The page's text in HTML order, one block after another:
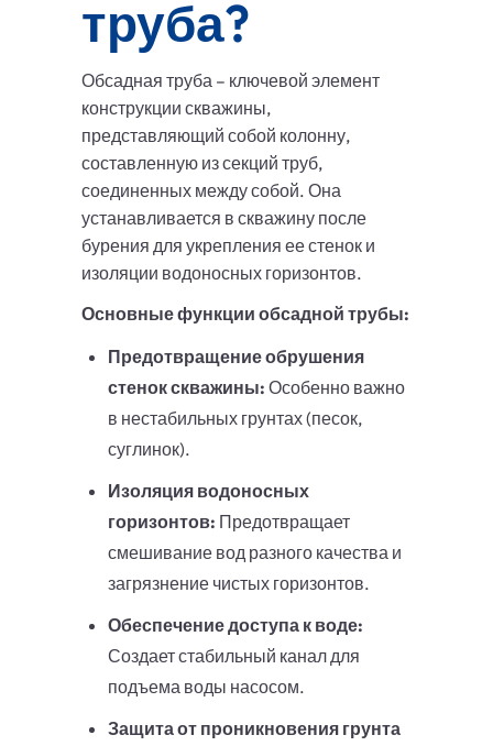
труба?
Обсадная труба – ключевой элемент
конструкции скважины,
представляющий собой колонну,
составленную из секций труб,
соединенных между собой. Она
устанавливается в скважину после
бурения для укрепления ее стенок и
изоляции водоносных горизонтов.
Основные функции обсадной трубы:
Предотвращение обрушения
стенок скважины: Особенно важно
в нестабильных грунтах (песок,
суглинок).
Изоляция водоносных
горизонтов: Предотвращает
смешивание вод разного качества и
загрязнение чистых горизонтов.
Обеспечение доступа к воде:
Создает стабильный канал для
подъема воды насосом.
Защита от проникновения грунта